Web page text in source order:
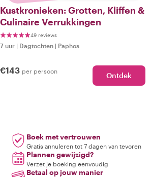
Kustkronieken: Grotten, Kliffen &
Culinaire Verrukkingen
49 reviews
7 uur | Dagtochten | Paphos
€143 per persoon Ontdek
Boek met vertrouwen
Gratis annuleren tot 7 dagen van tevoren
Plannen gewijzigd?
Verzet je boeking eenvoudig
Betaal op jouw manier